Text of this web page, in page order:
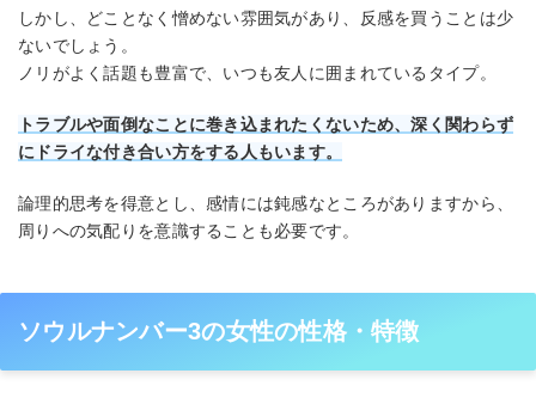
しかし、どことなく憎めない雰囲気があり、反感を買うことは少
ないでしょう。
ノリがよく話題も豊富で、いつも友人に囲まれているタイプ。
トラブルや面倒なことに巻き込まれたくないため、深く関わらず
にドライな付き合い方をする人もいます。
論理的思考を得意とし、感情には鈍感なところがありますから、
周りへの気配りを意識することも必要です。
ソウルナンバー3の女性の性格・特徴